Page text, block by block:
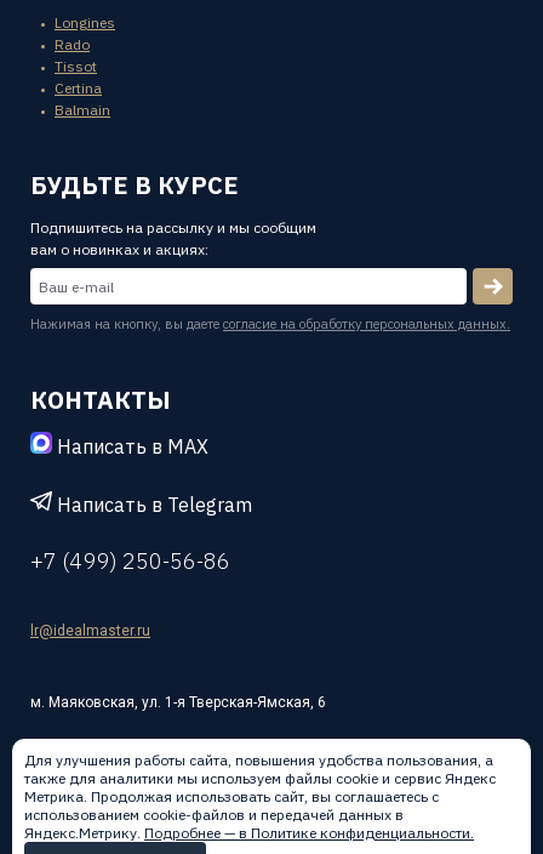
Longines
Rado
Tissot
Certina
Balmain
БУДЬТЕ В КУРСЕ
Подпишитесь на рассылку и мы сообщим
вам о новинках и акциях:
Нажимая на кнопку, вы даете согласие на обработку персональных данных.
КОНТАКТЫ
Написать в MAX
Написать в Telegram
+7 (499) 250-56-86
lr@idealmaster.ru
м. Маяковская, ул. 1-я Тверская-Ямская, 6
Написать в:
Для улучшения работы сайта, повышения удобства пользования, а
также для аналитики мы используем файлы cookie и сервис Яндекс
Метрика. Продолжая использовать сайт, вы соглашаетесь с
использованием cookie-файлов и передачей данных в
Яндекс.Метрику. Подробнее — в Политике конфиденциальности.